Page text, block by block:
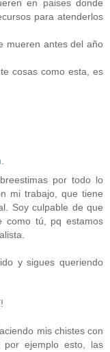
en paises donde
para atenderlos
mueren antes del año
cosas como esta, es
por todo lo
mi trabajo, que tiene
Soy culpable de que
como tú, pq estamos
y sigues queriendo
mis chistes con
ejemplo esto, las